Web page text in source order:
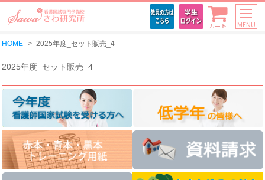
カート MENU
HOME 2025年度_セット販売_4
2025年度_セット販売_4